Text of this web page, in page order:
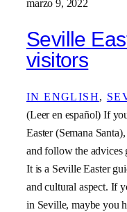
marzo 9, 2022
Seville
visitors
IN ENGLISH,
(Leer en español) If
Easter (Semana
and follow the
It is a Seville Easter
and cultural aspect. If
in Seville, maybe you